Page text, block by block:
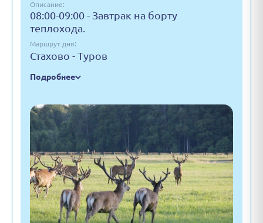
Описание:
08:00-09:00 - Завтрак на борту
теплохода.
Маршрут дня:
Стахово - Туров
Подробнее